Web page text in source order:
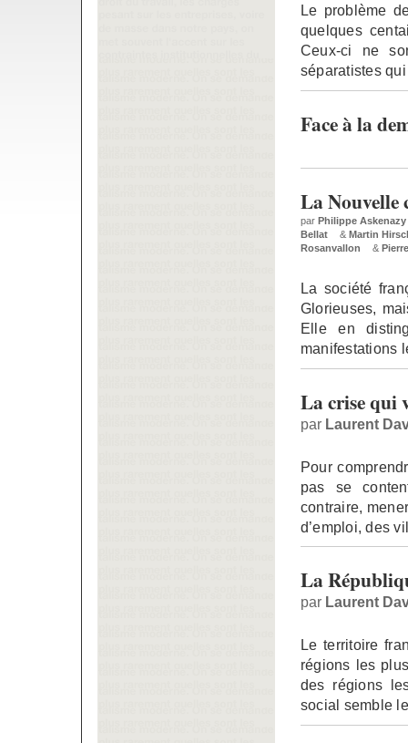
Le problème
quelques
Ceux-ci ne
séparatistes
Face à la
La Nouvelle
par Philippe Askenazy
Bellat
& Martin
Rosanvallon
&
La société
Glorieuses,
Elle en
manifestations
La crise qui
par Laurent
Pour
pas se
contraire,
d’emploi, des
La
par Laurent
Le territoire
régions les
des régions
social semble